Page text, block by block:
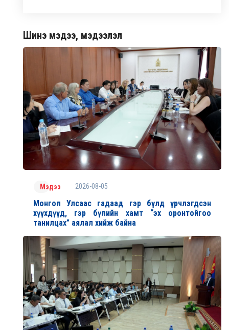
Шинэ мэдээ, мэдээлэл
Мэдээ 2026-08-05
Монгол Улсаас гадаад гэр бүлд үрчлэгдсэн
хүүхдүүд, гэр бүлийн хамт “эх оронтойгоо
танилцах” аялал хийж байна